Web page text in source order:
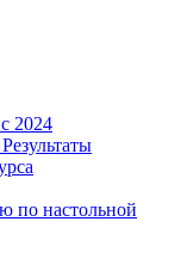
2024
по настольной